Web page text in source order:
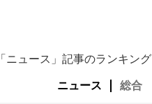
「ニュース」記事のランキング
ニュース 総合